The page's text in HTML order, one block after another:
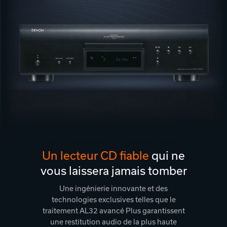
Un lecteur CD fiable qui ne
vous laissera jamais tomber
Une ingénierie innovante et des
technologies exclusives telles que le
traitement AL32 avancé Plus garantissent
une restitution audio de la plus haute